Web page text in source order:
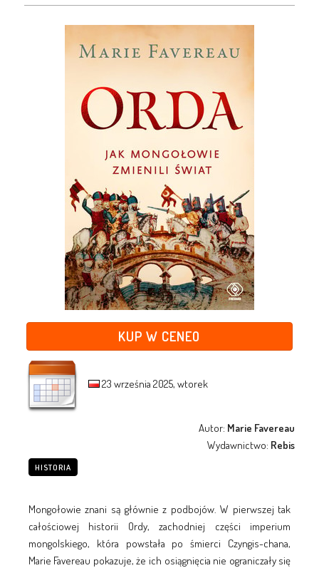
KUP W CENEO
23 września 2025, wtorek
Autor: Marie Favereau
Wydawnictwo: Rebis
HISTORIA
Mongołowie znani są głównie z podbojów. W pierwszej tak
całościowej historii Ordy, zachodniej części imperium
mongolskiego, która powstała po śmierci Czyngis-chana,
Marie Favereau pokazuje, że ich osiągnięcia nie ograniczały się